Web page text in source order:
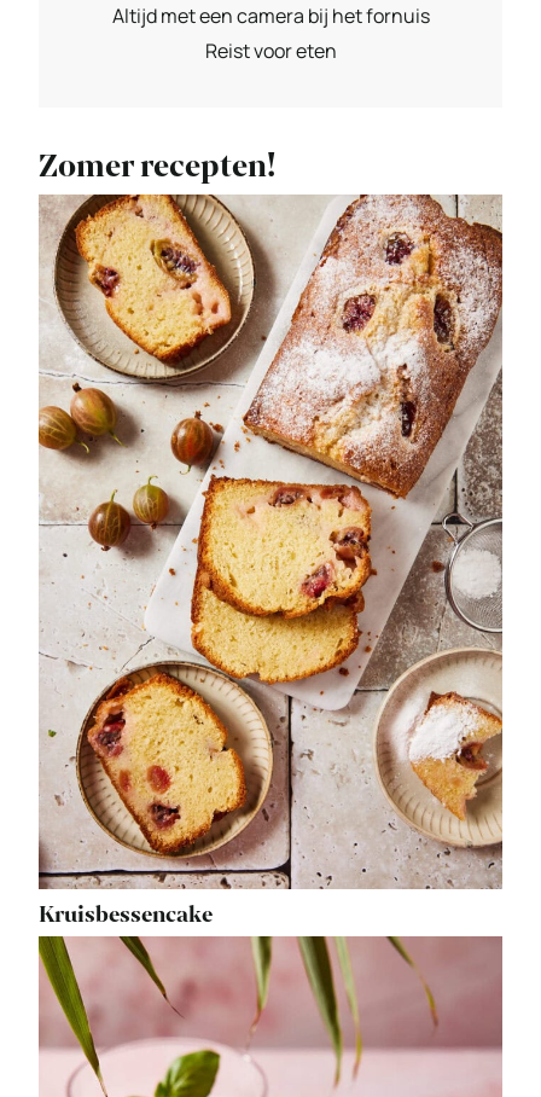
Altijd met een camera bij het fornuis
Reist voor eten
Zomer recepten!
Kruisbessencake